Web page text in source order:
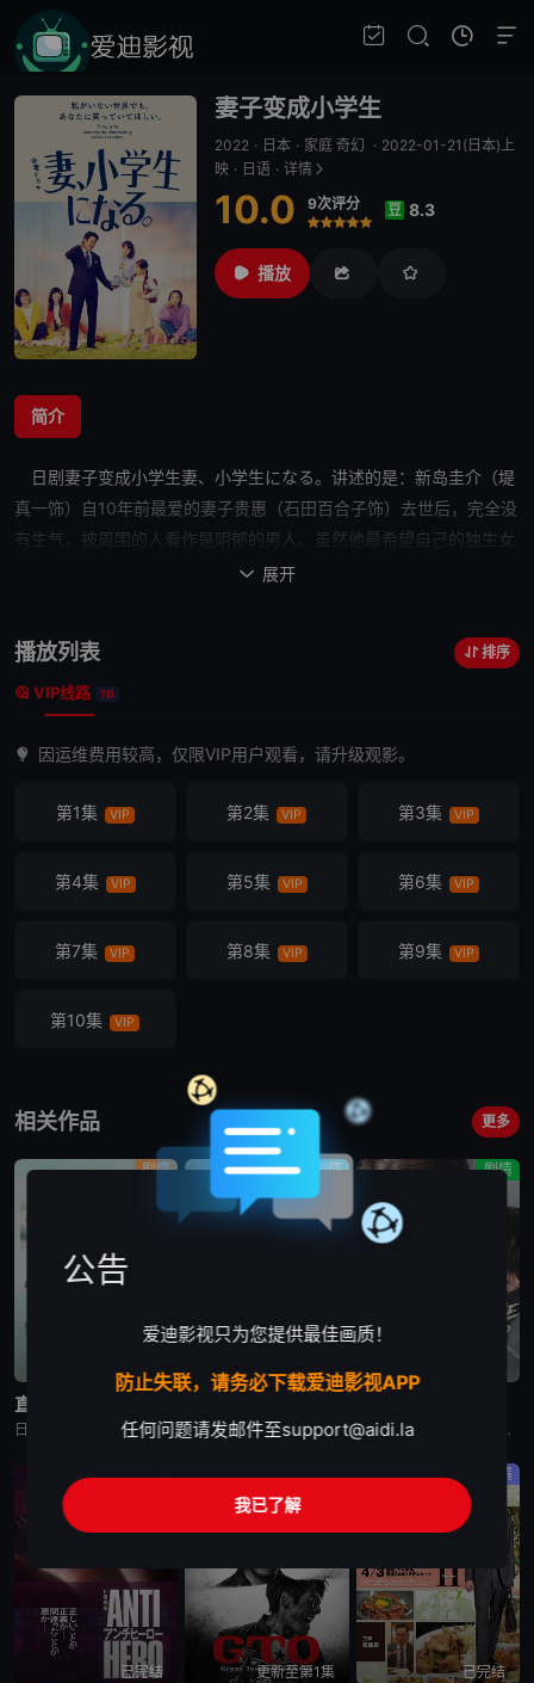
妻子变成小学生
2022 · 日本 · 家庭 奇幻 · 2022-01-21(日本)上
映 · 日语 · 详情
10.0 9次评分
很差
较差
还行推荐力荐
豆 8.3
播放
简介
日剧妻子变成小学生妻、小学生になる。讲述的是：新岛圭介（堤
真一饰）自10年前最爱的妻子贵惠（石田百合子饰）去世后，完全没
有生气，被周围的人看作是阴郁的男人。虽然他最希望自己的独生女
，但除了赚取生活费之外什么也没做，心里
10年前去世的你的妻子。” 妻子在这个世界上
了。停止了的家庭
时间，又重新开始了。
 展开
播放列表 排序
VIP线路 10
因运维费用较高，仅限VIP用户观看，请升级观影。
第1集 VIP 第2集 VIP 第3集 VIP
第4集 VIP 第5集 VIP 第6集 VIP
第7集 VIP 第8集 VIP 第9集 VIP
第10集 VIP
相关作品 更多
剧情
更新至第4集
直到T恤干透
日剧《直到T恤干透》又名：直到T恤干了为止(台),T恤晾干为止,T恤渐干,Until the T-Shirt Dries,Ｔシャツが乾くまで，讲述了：40岁的杂志编辑咲子（苍井优 饰）原本深信自己拥有
剧情
更新至第5集
日剧《一次元的扦插》又名：一次元的紫阳花,Labyrinth of Hortensia and the Minotaur,一次元の挿し木，讲述了：遗传学研究室的博士生七濑悠（山田凉介 饰）一直无法走出
剧情
日剧《杀手妈咪》又名：主妇杀手,有夫之妇杀手,Married Woman Killer,A Bona Fide Killer,유부녀 킬러，讲述了：改编自同名漫画。35岁的俞宝娜过着相夫教子的普通生活
已完结 更新至第1集
剧情
已完结
公告
爱迪影视只为您提供最佳画质！
防止失联，请务必下载爱迪影视APP
任何问题请发邮件至support@aidi.la
我已了解